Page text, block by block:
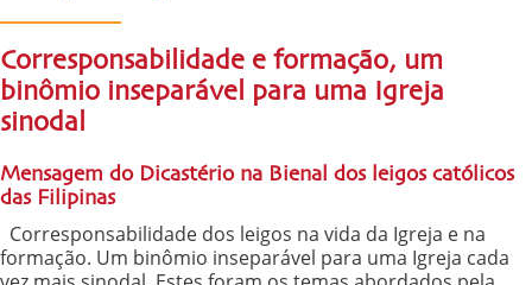
Corresponsabilidade e formação, um
binômio inseparável para uma Igreja
sinodal
Mensagem do Dicastério na Bienal dos leigos católicos
das Filipinas
Corresponsabilidade dos leigos na vida da Igreja e na
formação. Um binômio inseparável para uma Igreja cada